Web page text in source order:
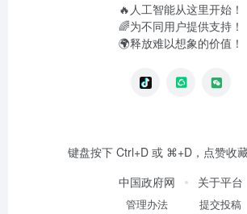
🔥人工智能从这里开始！
🌈为不同用户提供支持！
🌍释放难以想象的价值！
键盘按下 Ctrl+D 或 ⌘+D，点赞收
中国政府网
管理办法
关于平台
提交投稿